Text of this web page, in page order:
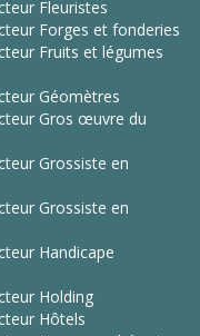
Fleuristes
Forges et fonderies
Fruits et légumes
Géomètres
Gros œuvre du
Grossiste en
Grossiste en
Handicape
Holding
Hôtels